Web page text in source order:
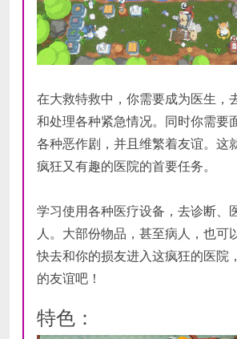
存储空间: 需要 3000
在大救特救中，你需要成为医生，
和处理各种紧急情况。同时你需要
各种恶作剧，并且维繁着友谊。这
疯狂又有趣的医院的首要任务。
学习使用各种医疗设备，去诊断、
人。大部份物品，甚至病人，也可
快去和你的损友进入这疯狂的医院
的友谊吧！
特色：